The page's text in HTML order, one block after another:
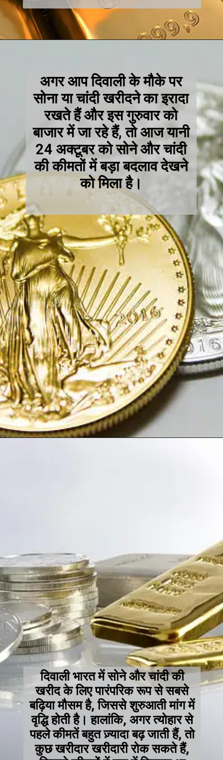
सोना या चांदी खरीदने का इरादा
रखते हैं और इस गुरुवार को
में जा रहे हैं, तो आज यानी
24 अक्टूबर को सोने और चांदी
की कीमतों में बड़ा बदलाव देखने
को मिला है।
दिवाली भारत में सोने और चांदी की
खरीद के लिए पारंपरिक रूप से सबसे
बढ़िया मौसम है, जिससे शुरुआती मांग में
वृद्धि होती है। हालांकि, अगर त्योहार से
पहले कीमतें बहुत ज़्यादा बढ़ जाती हैं, तो
कुछ खरीदार खरीदारी रोक सकते हैं,